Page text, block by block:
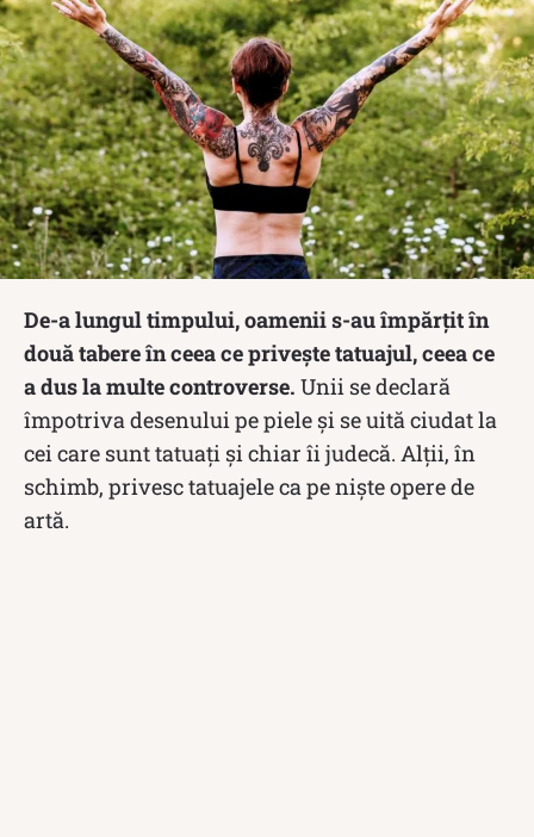
De-a lungul timpului, oamenii s-au împărțit în
două tabere în ceea ce privește tatuajul, ceea ce
a dus la multe controverse. Unii se declară
împotriva desenului pe piele și se uită ciudat la
cei care sunt tatuați și chiar îi judecă. Alții, în
schimb, privesc tatuajele ca pe niște opere de
artă.